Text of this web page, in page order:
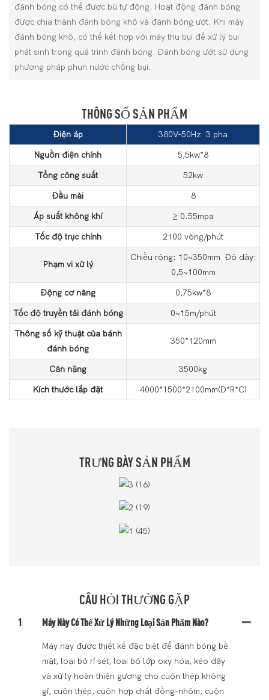
đánh bóng có thể được bù tự động. Hoạt động đánh bóng
được chia thành đánh bóng khô và đánh bóng ướt. Khi máy
đánh bóng khô, có thể kết hợp với máy thu bụi để xử lý bụi
phát sinh trong quá trình đánh bóng. Đánh bóng ướt sử dụng
phương pháp phun nước chống bụi.
THÔNG SỐ SẢN PHẨM
Điện áp
380V-50Hz 3 pha
Nguồn điện chính
5,5kw*8
Tổng công suất
52kw
Đầu mài
8
Áp suất không khí
≥ 0.55mpa
Tốc độ trục chính
2100 vòng/phút
Phạm vi xử lý
Chiều rộng: 10~350mm Độ dày:
0,5~100mm
Động cơ nâng
0,75kw*8
Tốc độ truyền tải đánh bóng
0~15m/phút
Thông số kỹ thuật của bánh
đánh bóng
350*120mm
Cân nặng
3500kg
Kích thước lắp đặt
4000*1500*2100mm(D*R*C)
TRƯNG BÀY SẢN PHẨM
CÂU HỎI THƯỜNG GẶP
1 Máy Này Có Thể Xử Lý Những Loại Sản Phẩm Nào?
Máy này được thiết kế đặc biệt để đánh bóng bề
mặt, loại bỏ rỉ sét, loại bỏ lớp oxy hóa, kéo dây
và xử lý hoàn thiện gương cho cuộn thép không
gỉ, cuộn thép, cuộn hợp chất đồng-nhôm, cuộn